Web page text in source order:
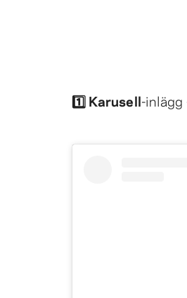
1️⃣Karusell-inlägg